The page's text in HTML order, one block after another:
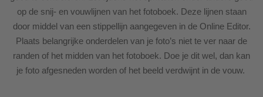
op de snij- en vouwlijnen van het fotoboek. Deze lijnen staan
door middel van een stippellijn aangegeven in de Online Editor.
Plaats belangrijke onderdelen van je foto’s niet te ver naar de
randen of het midden van het fotoboek. Doe je dit wel, dan kan
je foto afgesneden worden of het beeld verdwijnt in de vouw.